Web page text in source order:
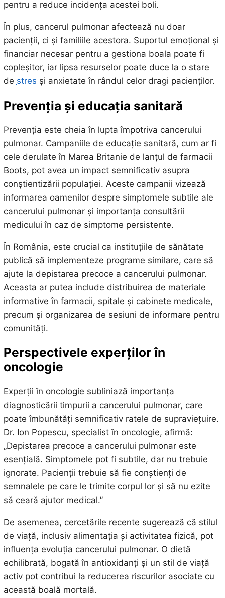
pentru a reduce incidența acestei boli.
În plus, cancerul pulmonar afectează nu doar
pacienții, ci și familiile acestora. Suportul emoțional și
financiar necesar pentru a gestiona boala poate fi
copleșitor, iar lipsa resurselor poate duce la o stare
de stres și anxietate în rândul celor dragi pacienților.
Prevenția și educația sanitară
Prevenția este cheia în lupta împotriva cancerului
pulmonar. Campaniile de educație sanitară, cum ar fi
cele derulate în Marea Britanie de lanțul de farmacii
Boots, pot avea un impact semnificativ asupra
conștientizării populației. Aceste campanii vizează
informarea oamenilor despre simptomele subtile ale
cancerului pulmonar și importanța consultării
medicului în caz de simptome persistente.
În România, este crucial ca instituțiile de sănătate
publică să implementeze programe similare, care să
ajute la depistarea precoce a cancerului pulmonar.
Aceasta ar putea include distribuirea de materiale
informative în farmacii, spitale și cabinete medicale,
precum și organizarea de sesiuni de informare pentru
comunități.
Perspectivele experților în
oncologie
Experții în oncologie subliniază importanța
diagnosticării timpurii a cancerului pulmonar, care
poate îmbunătăți semnificativ ratele de supraviețuire.
Dr. Ion Popescu, specialist în oncologie, afirmă:
„Depistarea precoce a cancerului pulmonar este
esențială. Simptomele pot fi subtile, dar nu trebuie
ignorate. Pacienții trebuie să fie conștienți de
semnalele pe care le trimite corpul lor și să nu ezite
să ceară ajutor medical.”
De asemenea, cercetările recente sugerează că stilul
de viață, inclusiv alimentația și activitatea fizică, pot
influența evoluția cancerului pulmonar. O dietă
echilibrată, bogată în antioxidanți și un stil de viață
activ pot contribui la reducerea riscurilor asociate cu
această boală mortală.